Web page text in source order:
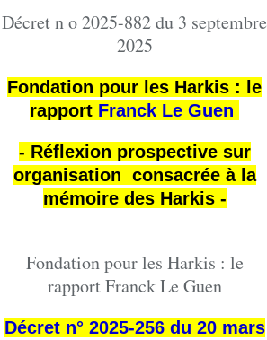
Décret n o 2025-882 du 3 septembre
2025
Fondation pour les Harkis : le
rapport Franck Le Guen
- Réflexion prospective sur
organisation consacrée à la
mémoire des Harkis -
Fondation pour les Harkis : le
rapport Franck Le Guen
Décret n° 2025-256 du 20 mars